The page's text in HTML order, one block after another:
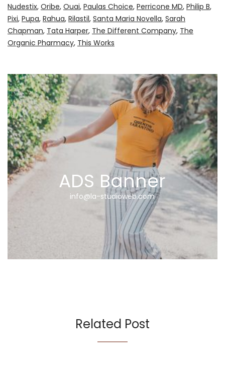
Nudestix Oribe Ouai Paulas Choice Perricone MD Philip B
Pixi Pupa Rahua Rilastil Santa Maria Novella Sarah
Chapman Tata Harper The Different Company The
Organic Pharmacy This Works
ADS Banner
info@la-studioweb.com
Related Post